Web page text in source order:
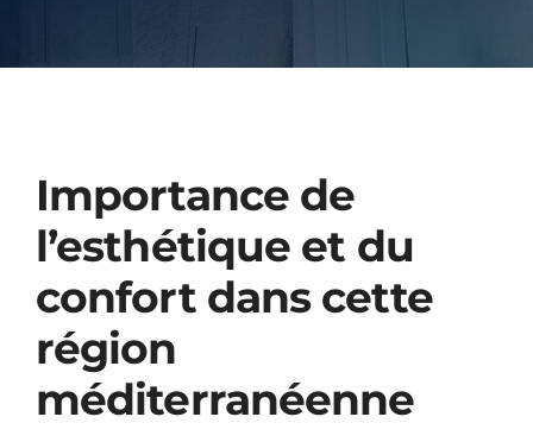
Importance de
l’esthétique et du
confort dans cette
région
méditerranéenne